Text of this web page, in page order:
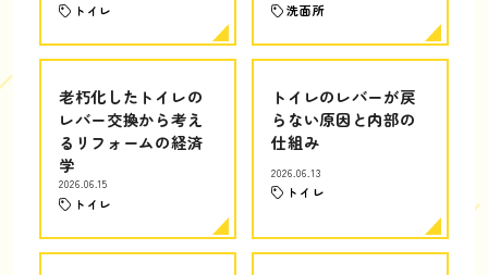
トイレ 洗面所
老朽化したトイレの
レバー交換から考え
るリフォームの経済
学
2026.06.15
トイレ
トイレのレバーが戻
らない原因と内部の
仕組み
2026.06.13
トイレ